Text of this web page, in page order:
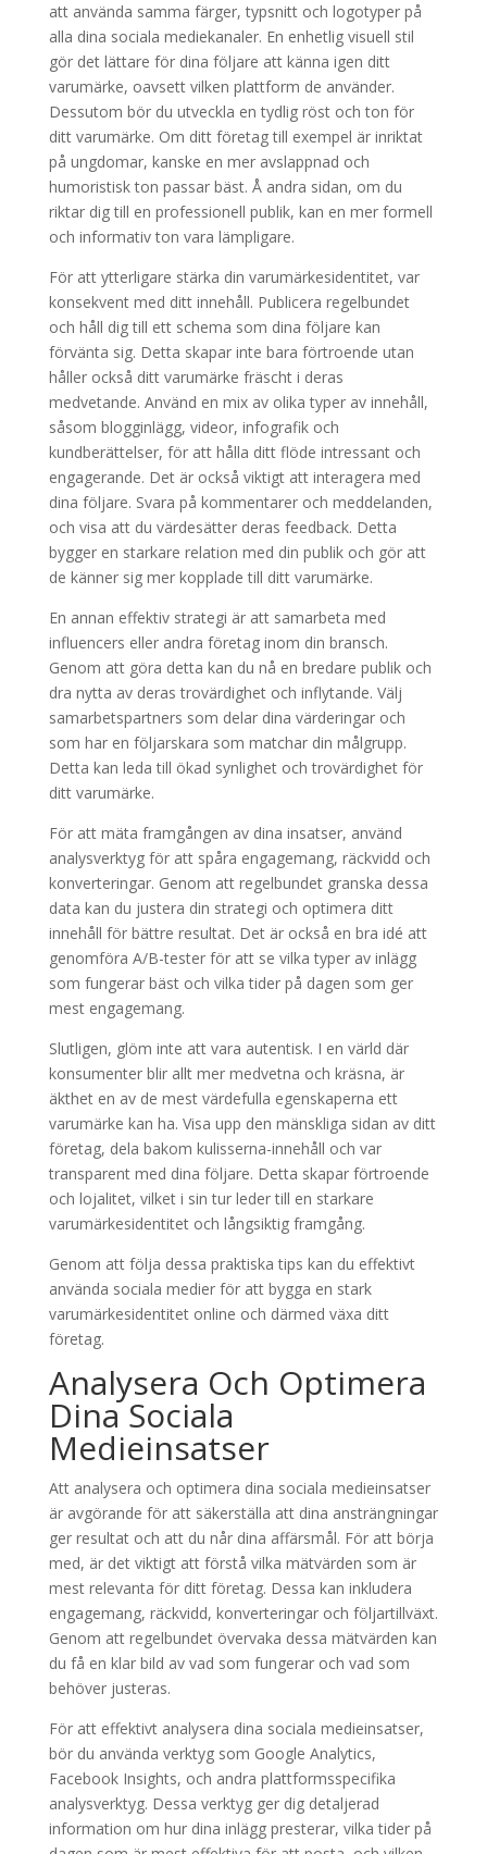
att använda samma färger, typsnitt och logotyper på
alla dina sociala mediekanaler. En enhetlig visuell stil
gör det lättare för dina följare att känna igen ditt
varumärke, oavsett vilken plattform de använder.
Dessutom bör du utveckla en tydlig röst och ton för
ditt varumärke. Om ditt företag till exempel är inriktat
på ungdomar, kanske en mer avslappnad och
humoristisk ton passar bäst. Å andra sidan, om du
riktar dig till en professionell publik, kan en mer formell
och informativ ton vara lämpligare.
För att ytterligare stärka din varumärkesidentitet, var
konsekvent med ditt innehåll. Publicera regelbundet
och håll dig till ett schema som dina följare kan
förvänta sig. Detta skapar inte bara förtroende utan
håller också ditt varumärke fräscht i deras
medvetande. Använd en mix av olika typer av innehåll,
såsom blogginlägg, videor, infografik och
kundberättelser, för att hålla ditt flöde intressant och
engagerande. Det är också viktigt att interagera med
dina följare. Svara på kommentarer och meddelanden,
och visa att du värdesätter deras feedback. Detta
bygger en starkare relation med din publik och gör att
de känner sig mer kopplade till ditt varumärke.
En annan effektiv strategi är att samarbeta med
influencers eller andra företag inom din bransch.
Genom att göra detta kan du nå en bredare publik och
dra nytta av deras trovärdighet och inflytande. Välj
samarbetspartners som delar dina värderingar och
som har en följarskara som matchar din målgrupp.
Detta kan leda till ökad synlighet och trovärdighet för
ditt varumärke.
För att mäta framgången av dina insatser, använd
analysverktyg för att spåra engagemang, räckvidd och
konverteringar. Genom att regelbundet granska dessa
data kan du justera din strategi och optimera ditt
innehåll för bättre resultat. Det är också en bra idé att
genomföra A/B-tester för att se vilka typer av inlägg
som fungerar bäst och vilka tider på dagen som ger
mest engagemang.
Slutligen, glöm inte att vara autentisk. I en värld där
konsumenter blir allt mer medvetna och kräsna, är
äkthet en av de mest värdefulla egenskaperna ett
varumärke kan ha. Visa upp den mänskliga sidan av ditt
företag, dela bakom kulisserna-innehåll och var
transparent med dina följare. Detta skapar förtroende
och lojalitet, vilket i sin tur leder till en starkare
varumärkesidentitet och långsiktig framgång.
Genom att följa dessa praktiska tips kan du effektivt
använda sociala medier för att bygga en stark
varumärkesidentitet online och därmed växa ditt
företag.
Analysera Och Optimera
Dina Sociala
Medieinsatser
Att analysera och optimera dina sociala medieinsatser
är avgörande för att säkerställa att dina ansträngningar
ger resultat och att du når dina affärsmål. För att börja
med, är det viktigt att förstå vilka mätvärden som är
mest relevanta för ditt företag. Dessa kan inkludera
engagemang, räckvidd, konverteringar och följartillväxt.
Genom att regelbundet övervaka dessa mätvärden kan
du få en klar bild av vad som fungerar och vad som
behöver justeras.
För att effektivt analysera dina sociala medieinsatser,
bör du använda verktyg som Google Analytics,
Facebook Insights, och andra plattformsspecifika
analysverktyg. Dessa verktyg ger dig detaljerad
information om hur dina inlägg presterar, vilka tider på